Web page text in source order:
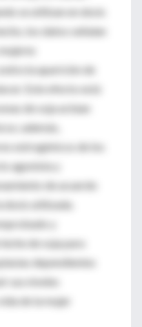
se utilizan en dosis
los datos señalan
la aparición de
Este efecto está
de soja actúan
además,
estrogénicos de los
agonista y
de acuerdo
dosis utilizada.
y
de soja para
dependientes
sus niveles
de la mujer